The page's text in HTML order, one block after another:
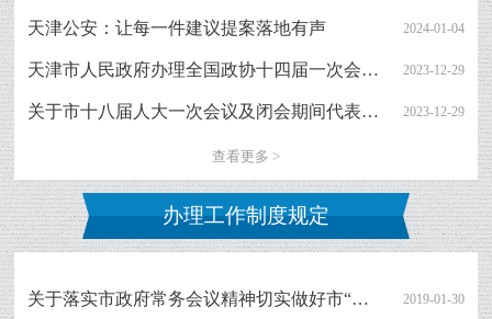
天津公安：让每一件建议提案落地有声 2024-01-04
天津市人民政府办理全国政协十四届一次会议提案工作总结报告 2023-12-29
关于市十八届人大一次会议及闭会期间代表建议、批评和意见办理工作情况的报告 2023-12-29
查看更多 >
办理工作制度规定
关于落实市政府常务会议精神切实做好市“两会”建议提案办复工作的通知 2019-01-30